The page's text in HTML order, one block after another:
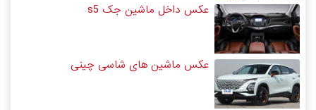
عکس داخل ماشین جک s5
عکس ماشین های شاسی چینی